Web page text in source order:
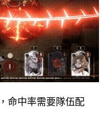
命中率需要隊伍配